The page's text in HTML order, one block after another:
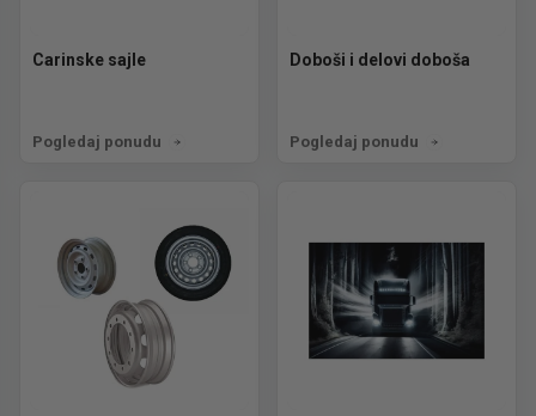
Carinske sajle
Pogledaj ponudu
Doboši i delovi doboša
Pogledaj ponudu